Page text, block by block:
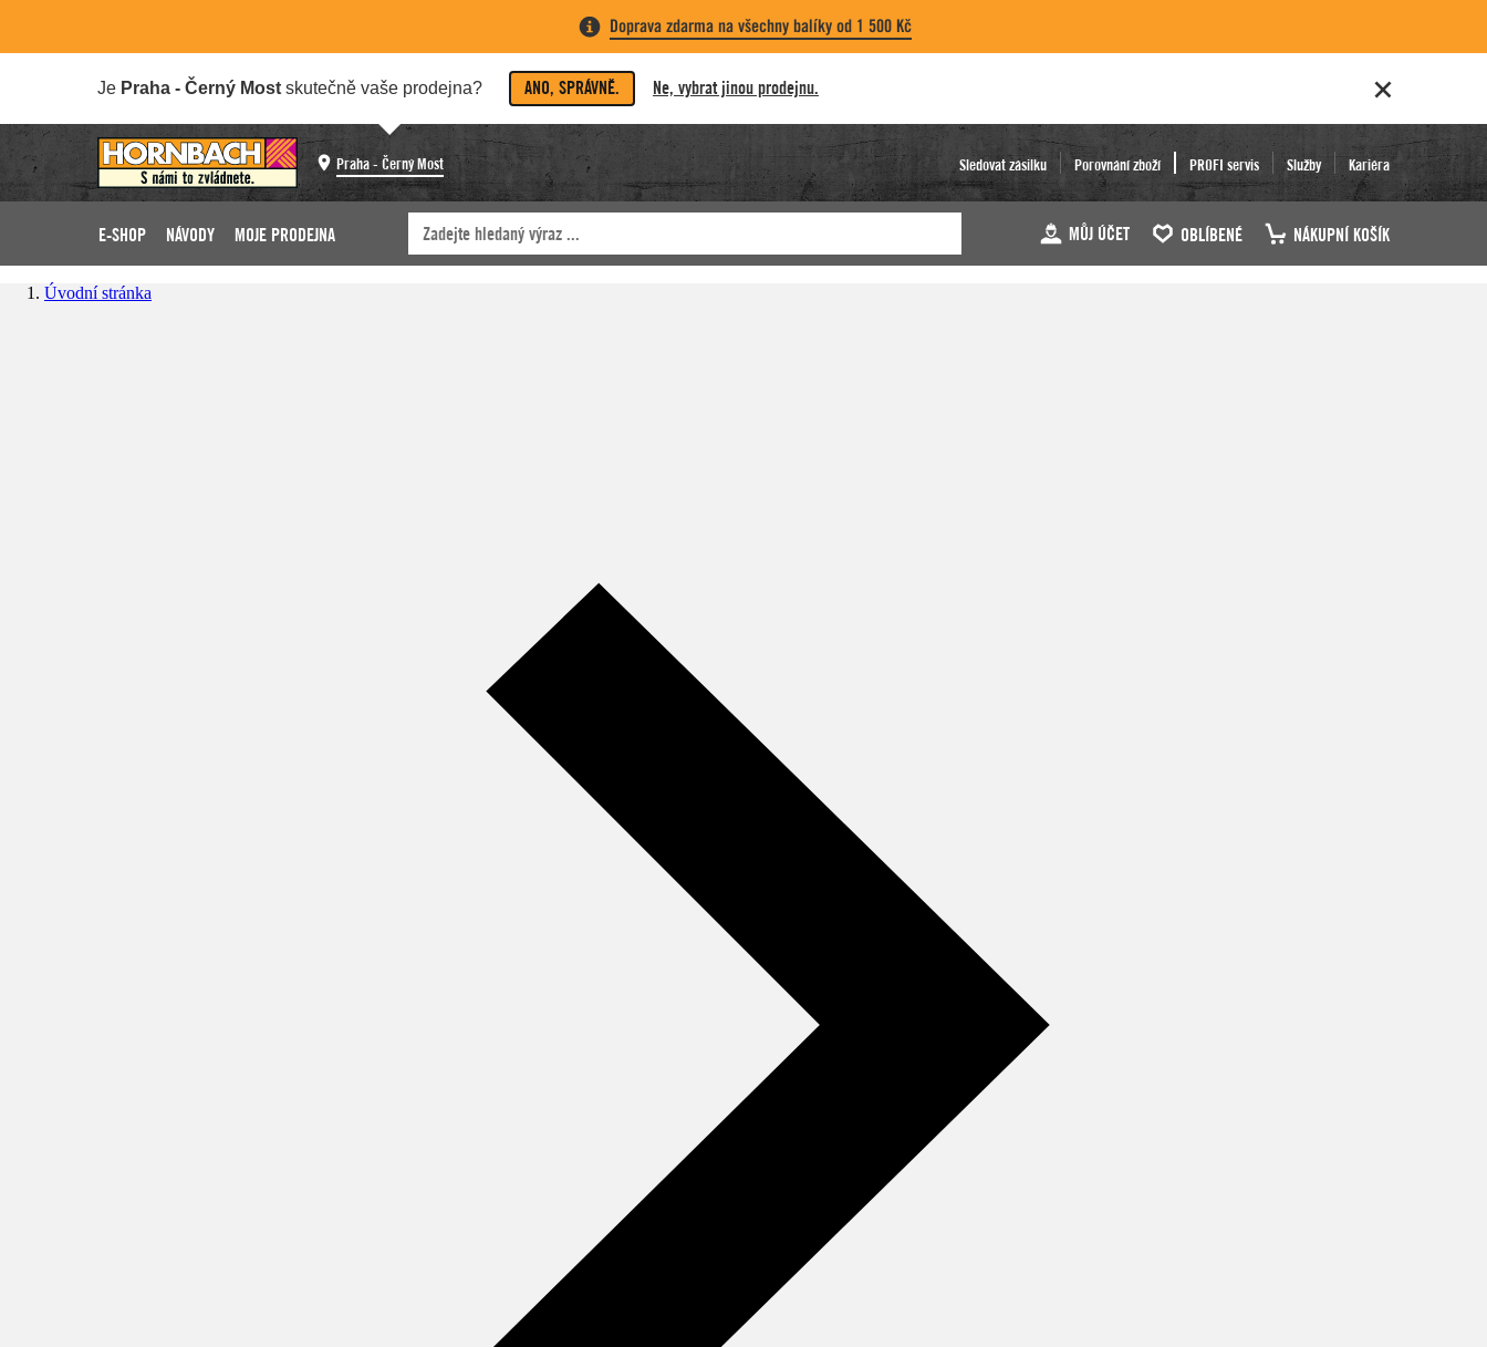
Doprava zdarma na všechny balíky od 1 500 Kč
Je Praha - Černý Most skutečně vaše prodejna? ANO, SPRÁVNĚ. Ne, vybrat jinou prodejnu.
Praha - Černý Most Sledovat zásilku Porovnání zboží PROFI servis Služby Kariéra
E-SHOP NÁVODY MOJE PRODEJNA MŮJ ÚČET OBLÍBENÉ NÁKUPNÍ KOŠÍK
Úvodní stránka